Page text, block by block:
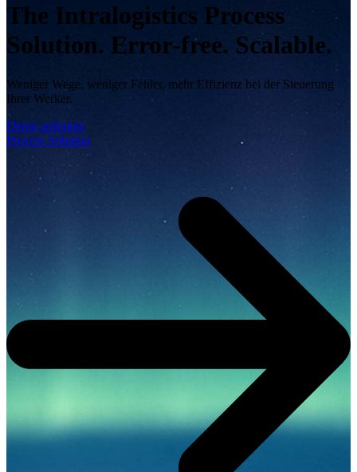
The Intralogistics Process
Solution. Error-free. Scalable.
Weniger Wege, weniger Fehler, mehr Effizienz bei der Steuerung
Ihrer Werker.
Demo anfragen
Process Solution